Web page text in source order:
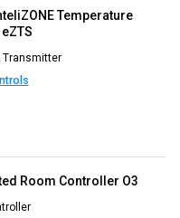
Temperature
Transmitter
Room Controller O3